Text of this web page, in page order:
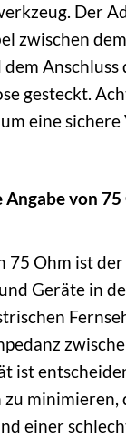
Der
zwischen
Anschluss
gesteckt.
eine
von 75
75 Ohm ist
Geräte in
ist
minimieren,
einer